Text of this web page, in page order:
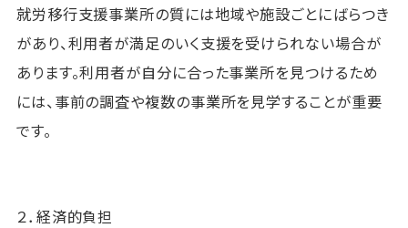
就労移行支援事業所の質には地域や施設ごとにばらつき
があり、利用者が満足のいく支援を受けられない場合が
あります。利用者が自分に合った事業所を見つけるため
には、事前の調査や複数の事業所を見学することが重要
です。
２．経済的負担